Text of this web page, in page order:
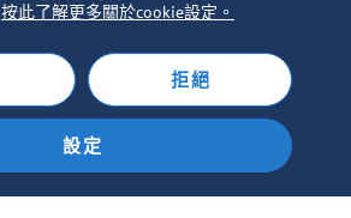
按此了解更多關於cookie設定。
拒絕
設定